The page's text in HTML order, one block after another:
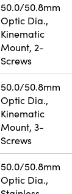
50.0/50.8mm
Optic Dia.,
Kinematic
Mount, 2-
Screws
50.0/50.8mm
Optic Dia.,
Kinematic
Mount, 3-
Screws
50.0/50.8mm
Optic Dia.,